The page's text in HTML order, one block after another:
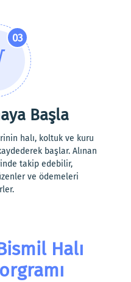
03
Başla
halı, koltuk ve kuru
başlar. Alınan
takip edebilir,
ve ödemeleri
Halı